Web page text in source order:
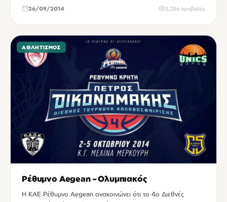
26/09/2014 2,286 προβολές
ΑΘΛΗΤΙΣΜΌΣ
Ρέθυμνο Aegean – Ολυμπιακός
Η ΚΑΕ Ρέθυμνο Aegean ανακοινώνει ότι το 4o Διεθνές